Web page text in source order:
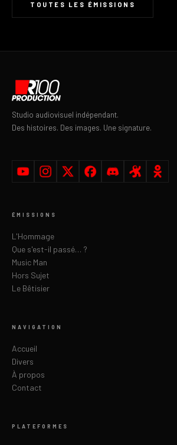
TOUTES LES ÉMISSIONS
Studio audiovisuel indépendant.
Des histoires. Des images. Une signature.
ÉMISSIONS
L'Hommage
Que s'est-il passé… ?
Music Man
Hors Sujet
Le Bêtisier
NAVIGATION
Accueil
Divers
À propos
Contact
PLATEFORMES